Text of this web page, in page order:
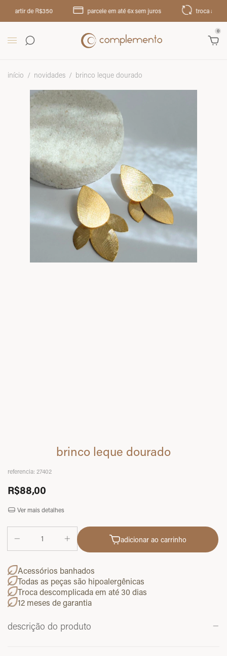
de R$350 parcele em até 6x sem juros troca até 30 dias
0
início / novidades / brinco leque dourado
brinco leque dourado
referencia: 27402
R$88,00
Ver mais detalhes
adicionar ao carrinho
Acessórios banhados
Todas as peças são hipoalergênicas
Troca descomplicada em até 30 dias
12 meses de garantia
descrição do produto